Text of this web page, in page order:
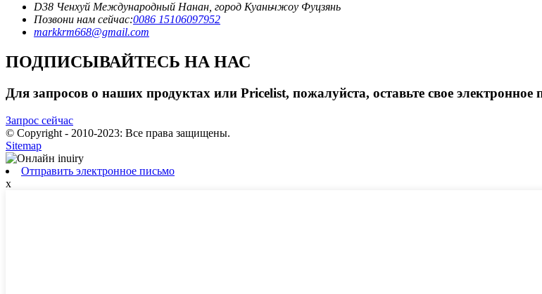
D38 Ченхуй Международный Нанан, город Куаньчжоу Фуцзянь
Позвони нам сейчас:0086 15106097952
markkrm668@gmail.com
ПОДПИСЫВАЙТЕСЬ НА НАС
Для запросов о наших продуктах или Pricelist, пожалуйста, оставьте свое
Запрос сейчас
© Copyright - 2010-2023: Все права защищены.
Sitemap
Отправить электронное письмо
x